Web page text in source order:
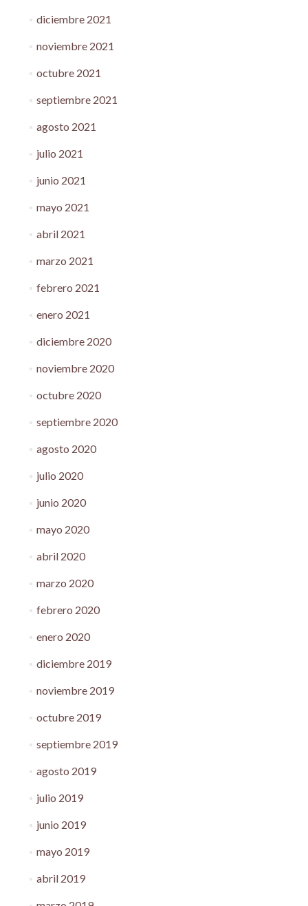
diciembre 2021
noviembre 2021
octubre 2021
septiembre 2021
agosto 2021
julio 2021
junio 2021
mayo 2021
abril 2021
marzo 2021
febrero 2021
enero 2021
diciembre 2020
noviembre 2020
octubre 2020
septiembre 2020
agosto 2020
julio 2020
junio 2020
mayo 2020
abril 2020
marzo 2020
febrero 2020
enero 2020
diciembre 2019
noviembre 2019
octubre 2019
septiembre 2019
agosto 2019
julio 2019
junio 2019
mayo 2019
abril 2019